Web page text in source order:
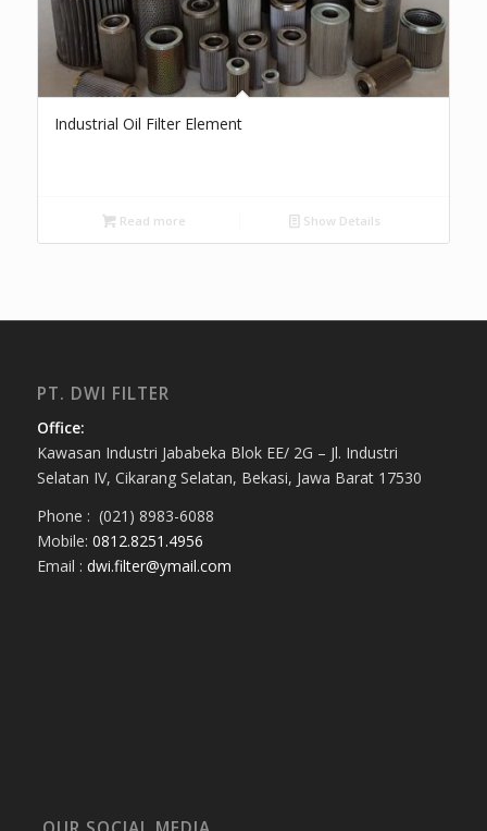
Industrial Oil Filter Element
Read more Show Details
PT. DWI FILTER
Office:
Kawasan Industri Jababeka Blok EE/ 2G – Jl. Industri
Selatan IV, Cikarang Selatan, Bekasi, Jawa Barat 17530
Phone : (021) 8983-6088
Mobile: 0812.8251.4956
Email : dwi.filter@ymail.com